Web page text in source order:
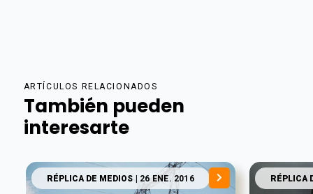
ARTÍCULOS RELACIONADOS
También pueden
interesarte
RÉPLICA DE MEDIOS| 26 ENE. 2016 RÉPLICA